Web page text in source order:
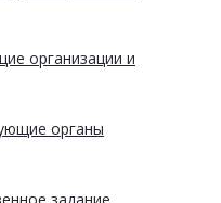
организации и
органы